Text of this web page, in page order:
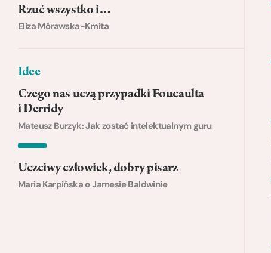
Rzuć wszystko i…
Eliza Mórawska-Kmita
Idee
Czego nas uczą przypadki Foucaulta
i Derridy
Mateusz Burzyk: Jak zostać intelektualnym guru
Uczciwy człowiek, dobry pisarz
Maria Karpińska o Jamesie Baldwinie